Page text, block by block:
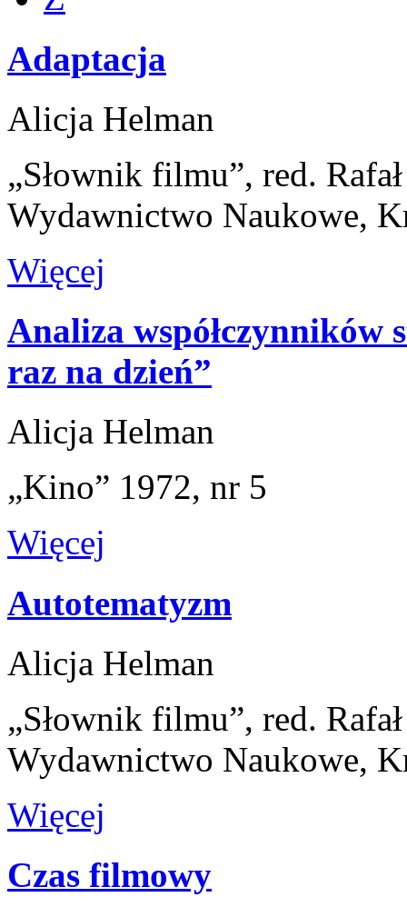
Adaptacja
Alicja Helman
„Słownik filmu”, red.
Wydawnictwo Naukowe,
Więcej
Analiza współczynników
raz na dzień”
Alicja Helman
„Kino” 1972, nr 5
Więcej
Autotematyzm
Alicja Helman
„Słownik filmu”, red.
Wydawnictwo Naukowe,
Więcej
Czas filmowy